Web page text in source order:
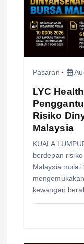
Pasaran
LYC
Risiko
Malaysia
KUALA
berdepan
Malaysia mulai
kewangan